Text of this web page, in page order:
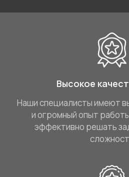
Высокое
Наши специалисты имеют
и огромный опыт
эффективно решать